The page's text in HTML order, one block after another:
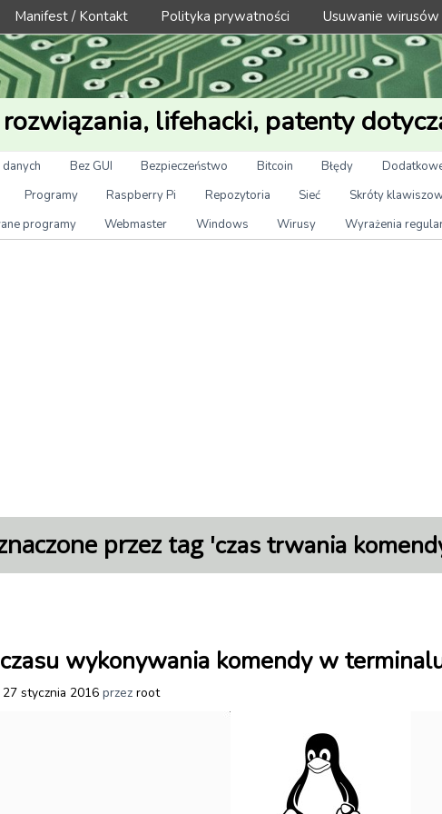
Manifest / Kontakt Polityka prywatności Usuwanie
lifehacki, patenty
Bez GUI Bezpieczeństwo Bitcoin Błędy
Programy Raspberry Pi Repozytoria Sieć Skróty
programy Webmaster Windows Wirusy Wyrażenia
przez tag 'czas trwania
wykonywania komendy w
27 stycznia 2016 przez root